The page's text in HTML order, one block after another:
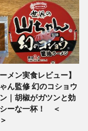
メン実食レビュー】
ん監修 幻のコショウ
｜胡椒がガツンと効
ーな一杯！ ＜